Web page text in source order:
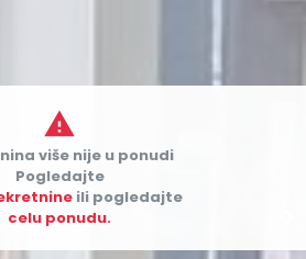

više nije u ponudi
Pogledajte
ili pogledajte
celu ponudu.